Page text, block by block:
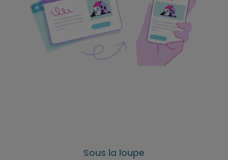
Sous la loupe